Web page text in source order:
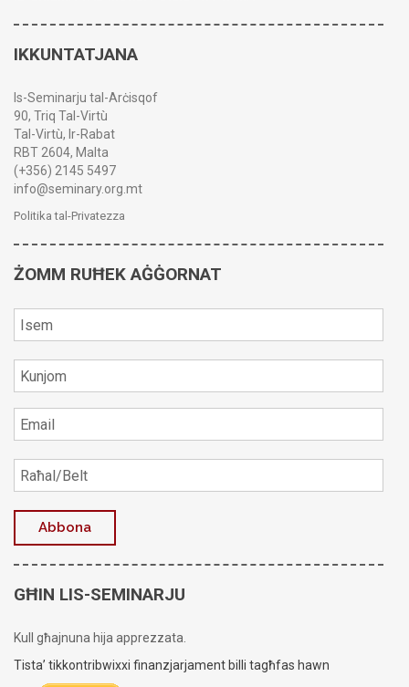
IKKUNTATJANA
Is-Seminarju tal-Arċisqof
90, Triq Tal-Virtù
Tal-Virtù, Ir-Rabat
RBT 2604, Malta
(+356) 2145 5497
info@seminary.org.mt
Politika tal-Privatezza
ŻOMM RUĦEK AĠĠORNAT
GĦIN LIS-SEMINARJU
Kull għajnuna hija apprezzata.
Tista’ tikkontribwixxi finanzjarjament billi tagħfas hawn